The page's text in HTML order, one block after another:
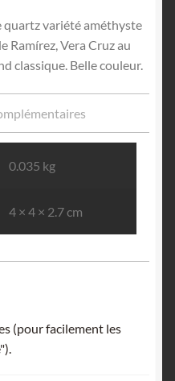
quartz variété améthyste
Ramírez, Vera Cruz au
classique. Belle couleur.
0.035 kg
4 × 4 × 2.7 cm
(pour facilement les